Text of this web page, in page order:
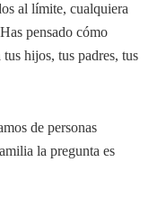
al límite, cualquiera
pensado cómo
hijos, tus padres, tus
de personas
la pregunta es